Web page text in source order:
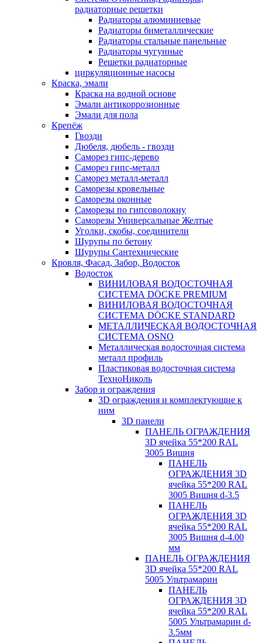
радиаторные решетки
Радиаторы алюминиевые
Радиаторы биметаллические
Радиаторы стальные панельные
Радиаторы чугунные
Решетки радиаторные
циркуляционные насосы
Краска, эмали
Краска на водной основе
Эмали антикоррозионные
Эмали для пола
Крепёж
Гвозди
Дюбеля, дюбель - гвозди
Саморез гипс-дерево
Саморез гипс-металл
Саморез металл-металл
Саморезы кровельные
Саморезы оконные
Саморезы по гипсоволокну
Саморезы Универсальные Желтые
Уголки, скобы, соединители
Шурупы по бетону
Шурупы Сантехнические
Кровля, Фасад, Забор, Водосток
Водосток
ВИНИЛОВАЯ ВОДОСТОЧНАЯ
СИСТЕМА DÖCKE PREMIUM
ВИНИЛОВАЯ ВОДОСТОЧНАЯ
СИСТЕМА DÖCKE STANDARD
МЕТАЛЛИЧЕСКАЯ ВОДОСТОЧНАЯ
СИСТЕМА OSNO
Металлическая водосточная система
металл профиль
Пластиковая водосточная система
ТехноНиколь
Забор и ограждения
3D ограждения и комплектующие к
ним
3D панели
ПАНЕЛЬ ОГРАЖДЕНИЯ
3D ячейка 55*200 RAL
3005 Вишня
ПАНЕЛЬ
ОГРАЖДЕНИЯ 3D
ячейка 55*200 RAL
3005 Вишня d-3.5
ПАНЕЛЬ
ОГРАЖДЕНИЯ 3D
ячейка 55*200 RAL
3005 Вишня d-4.00
мм
ПАНЕЛЬ ОГРАЖДЕНИЯ
3D ячейка 55*200 RAL
5005 Ультрамарин
ПАНЕЛЬ
ОГРАЖДЕНИЯ 3D
ячейка 55*200 RAL
5005 Ультрамарин d-
3.5мм